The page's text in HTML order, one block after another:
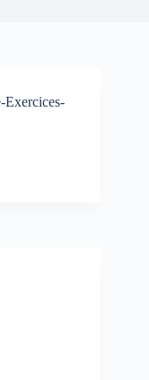
Exercices-